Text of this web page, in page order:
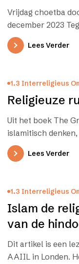
Vrijdag choetba
december 2023
Lees Verder
1.3 Interreligieus
Religieuze
Uit het boek The
islamitisch
Lees Verder
1.3 Interreligieus
Islam de
van de
Dit artikel is een
AAIIL in Londen.